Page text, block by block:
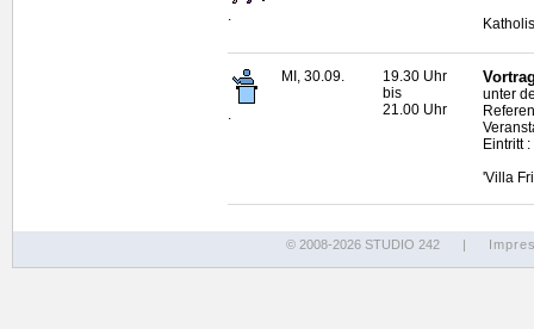
.
MI, 30.09.
19.30 Uhr
bis
21.00 Uhr
unter
Eintritt
'Villa
© 2008-2026 STUDIO 242 |